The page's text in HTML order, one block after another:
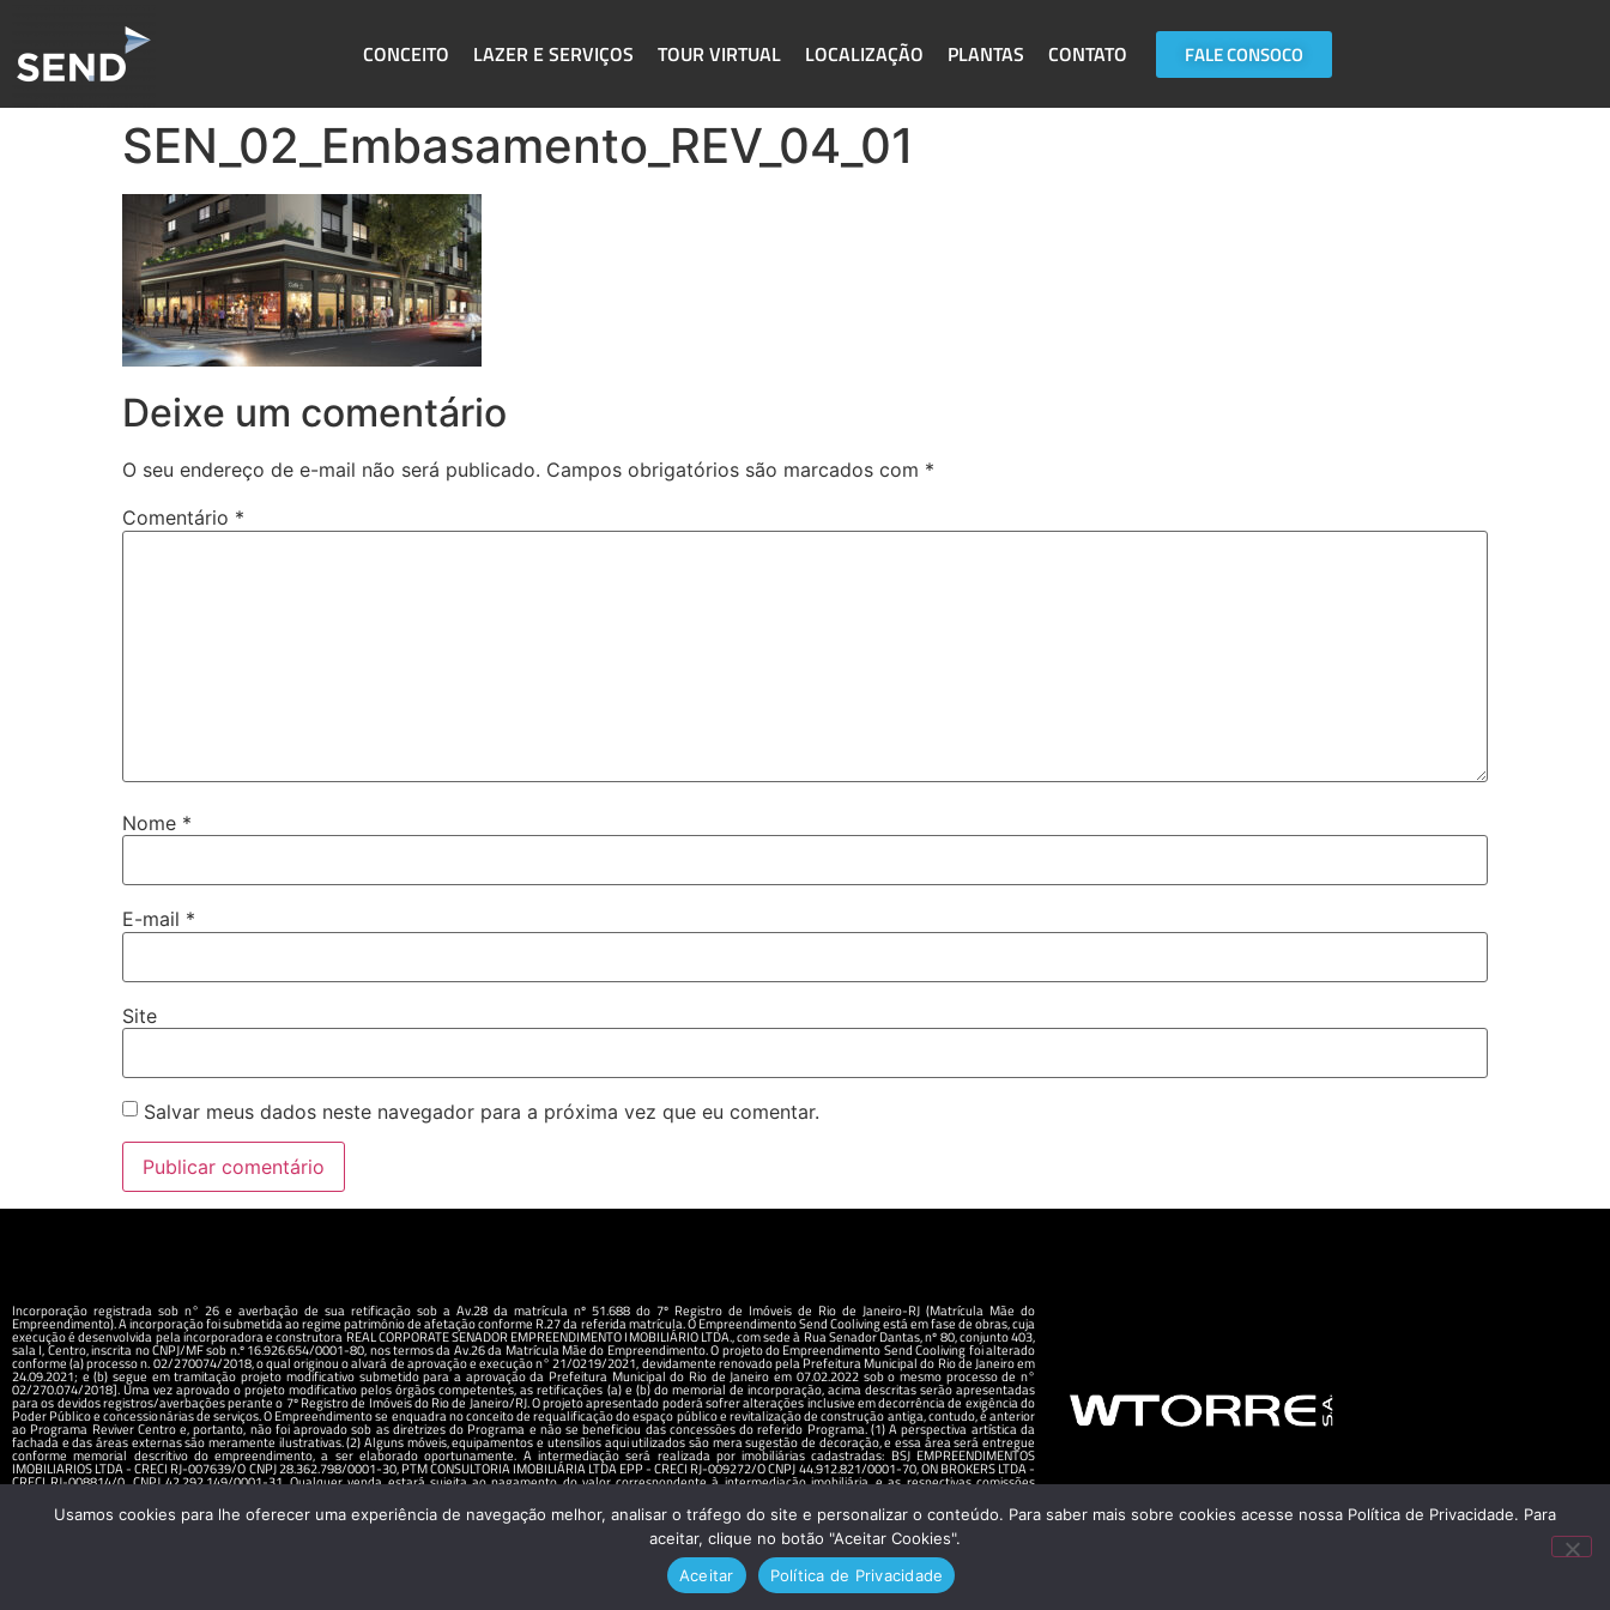
CONCEITO LAZER E SERVIÇOS TOUR VIRTUAL LOCALIZAÇÃO PLANTAS CONTATO FALE CONSOCO
SEN_02_Embasamento_REV_04_01
Deixe um comentário
O seu endereço de e-mail não será publicado. Campos obrigatórios são marcados com *
Comentário *
Nome *
E-mail *
Site
Salvar meus dados neste navegador para a próxima vez que eu comentar.
Incorporação registrada sob n° 26 e averbação de sua retificação sob a Av.28 da matrícula nº 51.688 do 7º Registro de Imóveis de Rio de Janeiro-RJ (Matrícula Mãe do
Empreendimento). A incorporação foi submetida ao regime patrimônio de afetação conforme R.27 da referida matrícula. O Empreendimento Send Cooliving está em fase de obras, cuja
execução é desenvolvida pela incorporadora e construtora REAL CORPORATE SENADOR EMPREENDIMENTO IMOBILIÁRIO LTDA., com sede à Rua Senador Dantas, nº 80, conjunto 403,
sala I, Centro, inscrita no CNPJ/MF sob n.º 16.926.654/0001-80, nos termos da Av.26 da Matrícula Mãe do Empreendimento. O projeto do Empreendimento Send Cooliving foi alterado
conforme (a) processo n. 02/270074/2018, o qual originou o alvará de aprovação e execução n° 21/0219/2021, devidamente renovado pela Prefeitura Municipal do Rio de Janeiro em
24.09.2021; e (b) segue em tramitação projeto modificativo submetido para a aprovação da Prefeitura Municipal do Rio de Janeiro em 07.02.2022 sob o mesmo processo de n°
02/270.074/2018]. Uma vez aprovado o projeto modificativo pelos órgãos competentes, as retificações (a) e (b) do memorial de incorporação, acima descritas serão apresentadas
para os devidos registros/averbações perante o 7º Registro de Imóveis do Rio de Janeiro/RJ. O projeto apresentado poderá sofrer alterações inclusive em decorrência de exigência do
Poder Público e concessionárias de serviços. O Empreendimento se enquadra no conceito de requalificação do espaço público e revitalização de construção antiga, contudo, é anterior
ao Programa Reviver Centro e, portanto, não foi aprovado sob as diretrizes do Programa e não se beneficiou das concessões do referido Programa. (1) A perspectiva artística da
fachada e das áreas externas são meramente ilustrativas. (2) Alguns móveis, equipamentos e utensílios aqui utilizados são mera sugestão de decoração, e essa área será entregue
conforme memorial descritivo do empreendimento, a ser elaborado oportunamente. A intermediação será realizada por imobiliárias cadastradas: BSJ EMPREENDIMENTOS
IMOBILIARIOS LTDA - CRECI RJ-007639/O CNPJ 28.362.798/0001-30, PTM CONSULTORIA IMOBILIÁRIA LTDA EPP - CRECI RJ-009272/O CNPJ 44.912.821/0001-70, ON BROKERS LTDA -
CRECI RJ-008814/0, CNPJ 42.292.149/0001-31. Qualquer venda estará sujeita ao pagamento do valor correspondente à intermediação imobiliária, e as respectivas comissões
material.Usamos cookies para lhe oferecer uma experiência de navegação melhor, analisar o tráfego do site e personalizar o conteúdo. Para saber mais sobre cookies acesse nossa Política de Privacidade. Para
aceitar, clique no botão "Aceitar Cookies".
Aceitar
Política de Privacidade